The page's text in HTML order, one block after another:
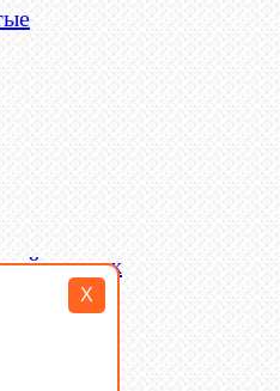
X
крепеж